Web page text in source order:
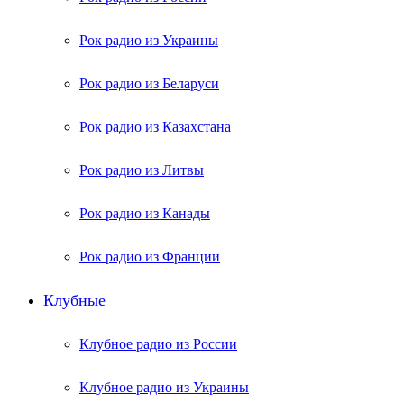
Рок радио из Украины
Рок радио из Беларуси
Рок радио из Казахстана
Рок радио из Литвы
Рок радио из Канады
Рок радио из Франции
Клубные
Клубное радио из России
Клубное радио из Украины